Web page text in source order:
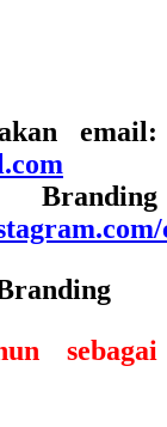
email:
sebagai